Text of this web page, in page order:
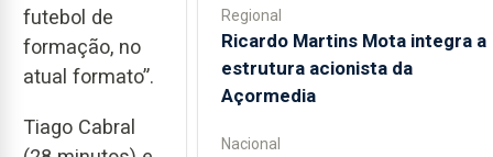
futebol de
formação, no
atual formato”.
Tiago Cabral
Regional
Ricardo Martins Mota integra a
estrutura acionista da
Açormedia
Nacional